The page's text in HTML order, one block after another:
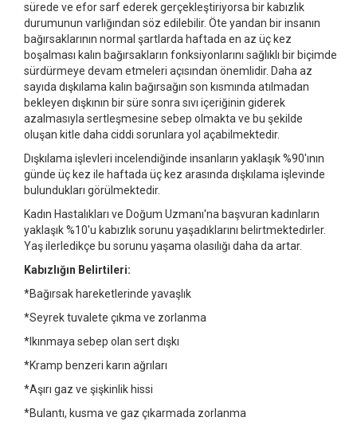
sürede ve efor sarf ederek gerçekleştiriyorsa bir kabızlık
durumunun varlığından söz edilebilir. Öte yandan bir insanın
bağırsaklarının normal şartlarda haftada en az üç kez
boşalması kalın bağırsakların fonksiyonlarını sağlıklı bir biçimde
sürdürmeye devam etmeleri açısından önemlidir. Daha az
sayıda dışkılama kalın bağırsağın son kısmında atılmadan
bekleyen dışkının bir süre sonra sıvı içeriğinin giderek
azalmasıyla sertleşmesine sebep olmakta ve bu şekilde
oluşan kitle daha ciddi sorunlara yol açabilmektedir.
Dışkılama işlevleri incelendiğinde insanların yaklaşık %90'ının
günde üç kez ile haftada üç kez arasında dışkılama işlevinde
bulundukları görülmektedir.
Kadın Hastalıkları ve Doğum Uzmanı'na başvuran kadınların
yaklaşık %10'u kabızlık sorunu yaşadıklarını belirtmektedirler.
Yaş ilerledikçe bu sorunu yaşama olasılığı daha da artar.
Kabızlığın Belirtileri:
*Bağırsak hareketlerinde yavaşlık
*Seyrek tuvalete çıkma ve zorlanma
*Ikınmaya sebep olan sert dışkı
*Kramp benzeri karın ağrıları
*Aşırı gaz ve şişkinlik hissi
*Bulantı, kusma ve gaz çıkarmada zorlanma